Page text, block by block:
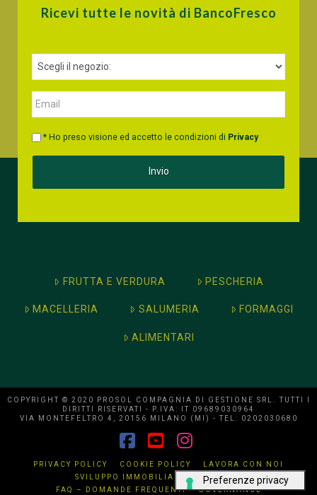
Ricevi tutte le novità di BancoFresco
* Ho preso visione ed accetto le condizioni di Privacy
FRUTTA E VERDURA PESCHERIA
MACELLERIA SALUMERIA FORMAGGI
ALIMENTARI
COPYRIGHT © 2020 PROSOL COMPAGNIA DI GESTIONE SRL. TUTTI I
DIRITTI RISERVATI - P.IVA: IT 09689030964
VIA MONTEFELTRO 4, 20156 MILANO (MI) - TEL: 0202030680
PRIVACY POLICY COOKIE POLICY
LAVORA CON NOI
SVILUPPO IMMOBILIARE
CONTATTI
FAQ – DOMANDE FREQUENTI
GOVERNANCE